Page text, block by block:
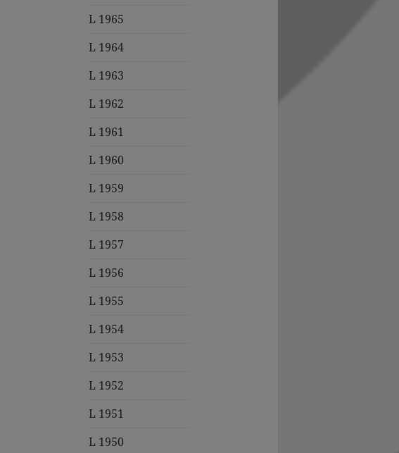
L 1965
L 1964
L 1963
L 1962
L 1961
L 1960
L 1959
L 1958
L 1957
L 1956
L 1955
L 1954
L 1953
L 1952
L 1951
L 1950